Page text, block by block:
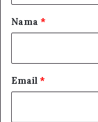
r
Nama *
Email*